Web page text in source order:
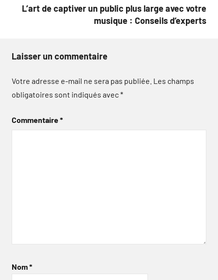
L’art de captiver un public plus large avec votre
musique : Conseils d’experts
Laisser un commentaire
Votre adresse e-mail ne sera pas publiée. Les champs
obligatoires sont indiqués avec*
Commentaire*
Nom*